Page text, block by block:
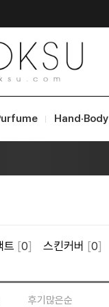
Hand·Body
트 [0] 스킨커버 [0]
후기많은순